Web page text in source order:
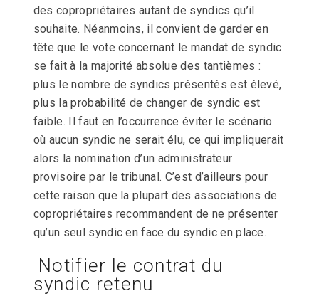
des copropriétaires autant de syndics qu’il
souhaite. Néanmoins, il convient de garder en
tête que le vote concernant le mandat de syndic
se fait à la majorité absolue des tantièmes :
plus le nombre de syndics présentés est élevé,
plus la probabilité de changer de syndic est
faible. Il faut en l’occurrence éviter le scénario
où aucun syndic ne serait élu, ce qui impliquerait
alors la nomination d’un administrateur
provisoire par le tribunal. C’est d’ailleurs pour
cette raison que la plupart des associations de
copropriétaires recommandent de ne présenter
qu’un seul syndic en face du syndic en place.
Notifier le contrat du
syndic retenu